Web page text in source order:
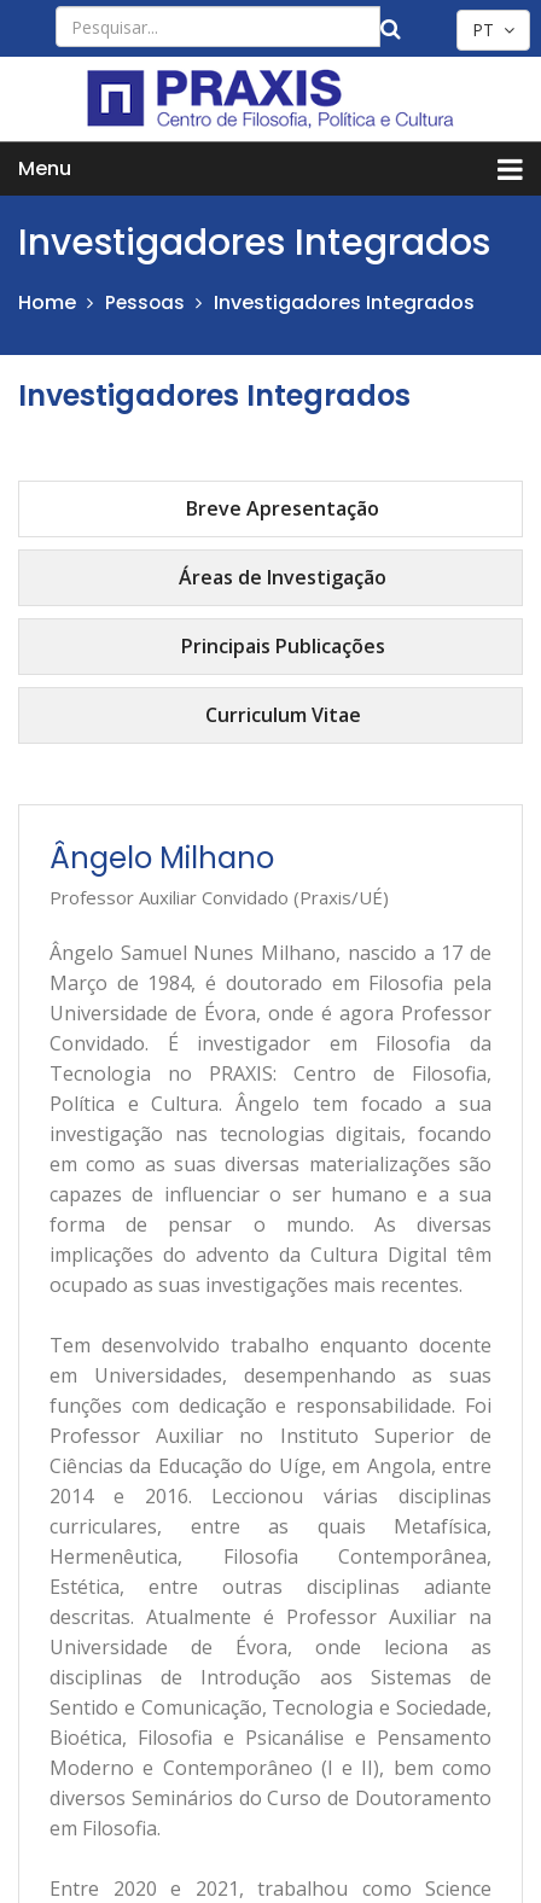
PT
Menu
Investigadores Integrados
Home Pessoas Investigadores Integrados
Investigadores Integrados
Breve Apresentação
Áreas de Investigação
Principais Publicações
Curriculum Vitae
Ângelo Milhano
Professor Auxiliar Convidado (Praxis/UÉ)
Ângelo Samuel Nunes Milhano, nascido a 17 de
Março de 1984, é doutorado em Filosofia pela
Universidade de Évora, onde é agora Professor
Convidado. É investigador em Filosofia da
Tecnologia no PRAXIS: Centro de Filosofia,
Política e Cultura. Ângelo tem focado a sua
investigação nas tecnologias digitais, focando
em como as suas diversas materializações são
capazes de influenciar o ser humano e a sua
forma de pensar o mundo. As diversas
implicações do advento da Cultura Digital têm
ocupado as suas investigações mais recentes.
Tem desenvolvido trabalho enquanto docente
em Universidades, desempenhando as suas
funções com dedicação e responsabilidade. Foi
Professor Auxiliar no Instituto Superior de
Ciências da Educação do Uíge, em Angola, entre
2014 e 2016. Leccionou várias disciplinas
curriculares, entre as quais Metafísica,
Hermenêutica, Filosofia Contemporânea,
Estética, entre outras disciplinas adiante
descritas. Atualmente é Professor Auxiliar na
Universidade de Évora, onde leciona as
disciplinas de Introdução aos Sistemas de
Sentido e Comunicação, Tecnologia e Sociedade,
Bioética, Filosofia e Psicanálise e Pensamento
Moderno e Contemporâneo (I e II), bem como
diversos Seminários do Curso de Doutoramento
em Filosofia.
Entre 2020 e 2021, trabalhou como Science